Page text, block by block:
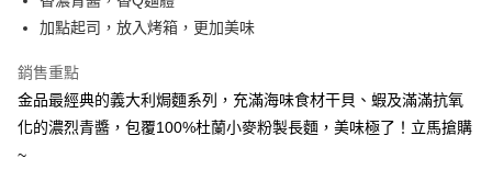
冷凍宅配
每筆NT$245，滿NT$1,199(含以上)免運費
加點起司，放入烤箱，更加美味
銷售重點
金品最經典的義大利焗麵系列，充滿海味食材干貝、蝦及滿滿抗氧
化的濃烈青醬，包覆100%杜蘭小麥粉製長麵，美味極了！立馬搶購
~